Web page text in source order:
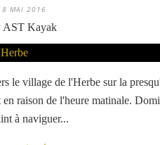
MAI 2016
AST Kayak
le village de l'Herbe sur la
raison de l'heure matinale.
à naviguer...